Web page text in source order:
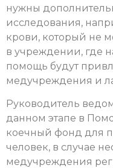
нужны
исследования,
крови, который не
в учреждении, где
помощь будут
медучреждения и
Руководитель
данном этапе в
коечный фонд для
человек, в случае
медучреждения